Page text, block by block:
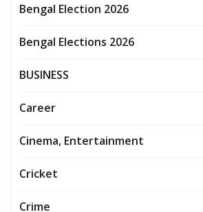
Bengal Election 2026
Bengal Elections 2026
BUSINESS
Career
Cinema, Entertainment
Cricket
Crime